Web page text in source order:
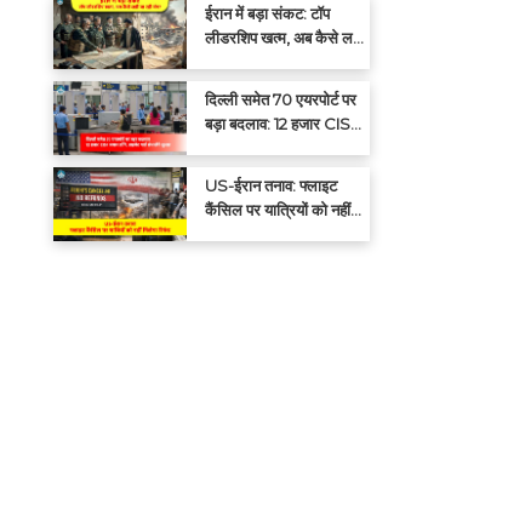
ईरान में बड़ा संकट: टॉप
लीडरशिप खत्म, अब कैसे लड़ी
दिल्ली समेत 70 एयरपोर्ट पर
बड़ा बदलाव: 12 हजार CISF
संभालेंगे सुरक्षा
US-ईरान तनाव: फ्लाइट
कैंसिल पर यात्रियों को नहीं